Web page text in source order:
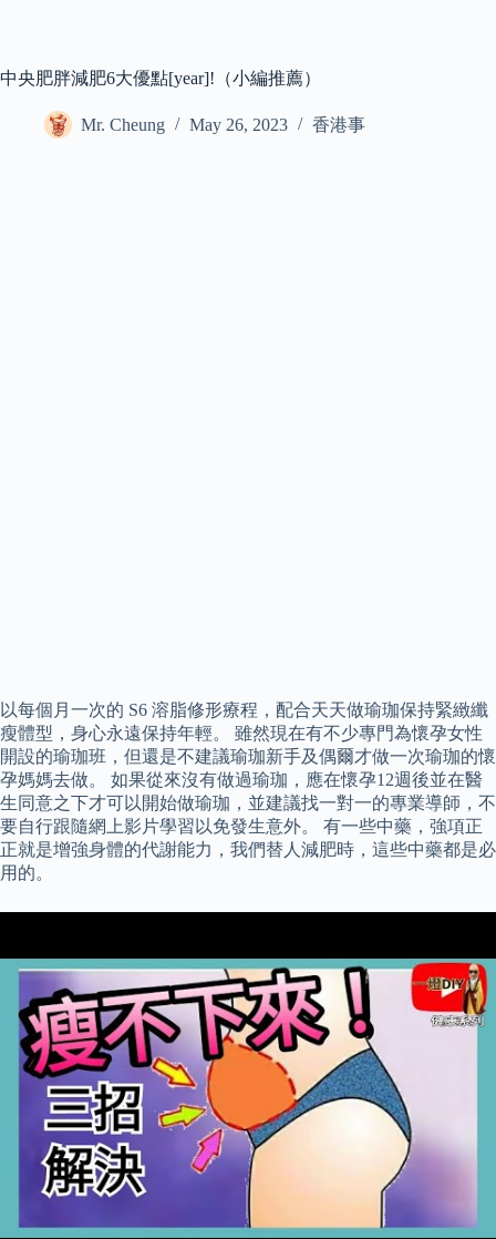
中央肥胖減肥6大優點[year]!（小編推薦）
Mr. Cheung May 26, 2023 香港事
以每個月一次的 S6 溶脂修形療程，配合天天做瑜珈保持緊緻纖
瘦體型，身心永遠保持年輕。 雖然現在有不少專門為懷孕女性
開設的瑜珈班，但還是不建議瑜珈新手及偶爾才做一次瑜珈的懷
孕媽媽去做。 如果從來沒有做過瑜珈，應在懷孕12週後並在醫
生同意之下才可以開始做瑜珈，並建議找一對一的專業導師，不
要自行跟隨網上影片學習以免發生意外。 有一些中藥，強項正
正就是增強身體的代謝能力，我們替人減肥時，這些中藥都是必
用的。